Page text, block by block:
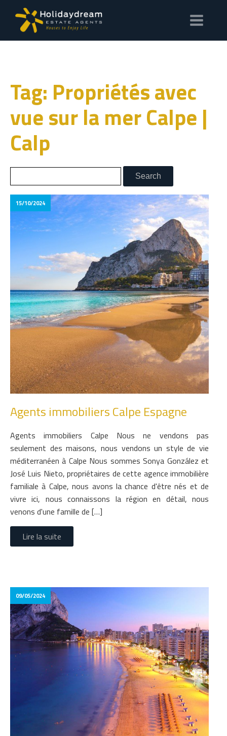
Tag: Propriétés avec
vue sur la mer Calpe |
Calp
15/10/2024
Agents immobiliers Calpe Espagne
Agents immobiliers Calpe Nous ne vendons pas
seulement des maisons, nous vendons un style de vie
méditerranéen à Calpe Nous sommes Sonya González et
José Luis Nieto, propriétaires de cette agence immobilière
familiale à Calpe, nous avons la chance d'être nés et de
vivre ici, nous connaissons la région en détail, nous
venons d'une famille de […]
Lire la suite
09/05/2024